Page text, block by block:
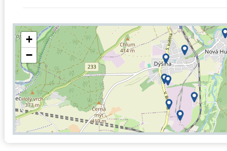
+
−